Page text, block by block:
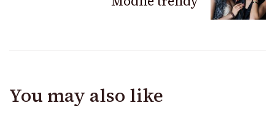
You may also like